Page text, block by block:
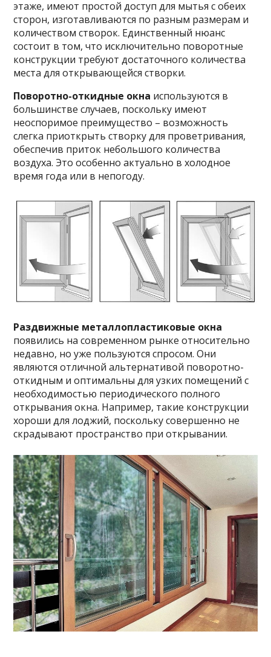
этаже, имеют простой доступ для мытья с обеих
сторон, изготавливаются по разным размерам и
количеством створок. Единственный нюанс
состоит в том, что исключительно поворотные
конструкции требуют достаточного количества
места для открывающейся створки.
Поворотно-откидные окна используются в
большинстве случаев, поскольку имеют
неоспоримое преимущество – возможность
слегка приоткрыть створку для проветривания,
обеспечив приток небольшого количества
воздуха. Это особенно актуально в холодное
время года или в непогоду.
Раздвижные металлопластиковые окна
появились на современном рынке относительно
недавно, но уже пользуются спросом. Они
являются отличной альтернативой поворотно-
откидным и оптимальны для узких помещений с
необходимостью периодического полного
открывания окна. Например, такие конструкции
хороши для лоджий, поскольку совершенно не
скрадывают пространство при открывании.